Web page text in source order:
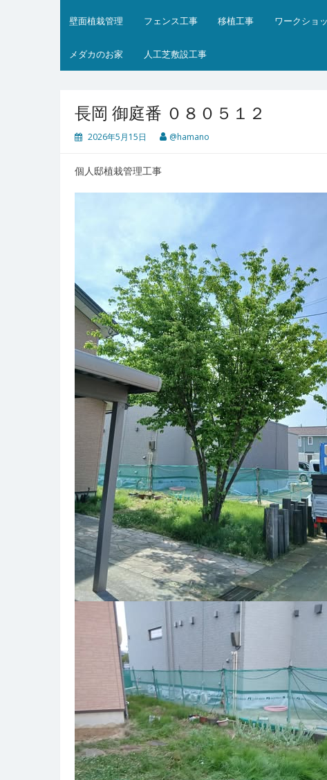
壁面植栽管理 フェンス工事 移植工事 ワークショ
メダカのお家 人工芝敷設工事
長岡 御庭番 ０８０５１２
2026年5月15日 @hamano
個人邸植栽管理工事